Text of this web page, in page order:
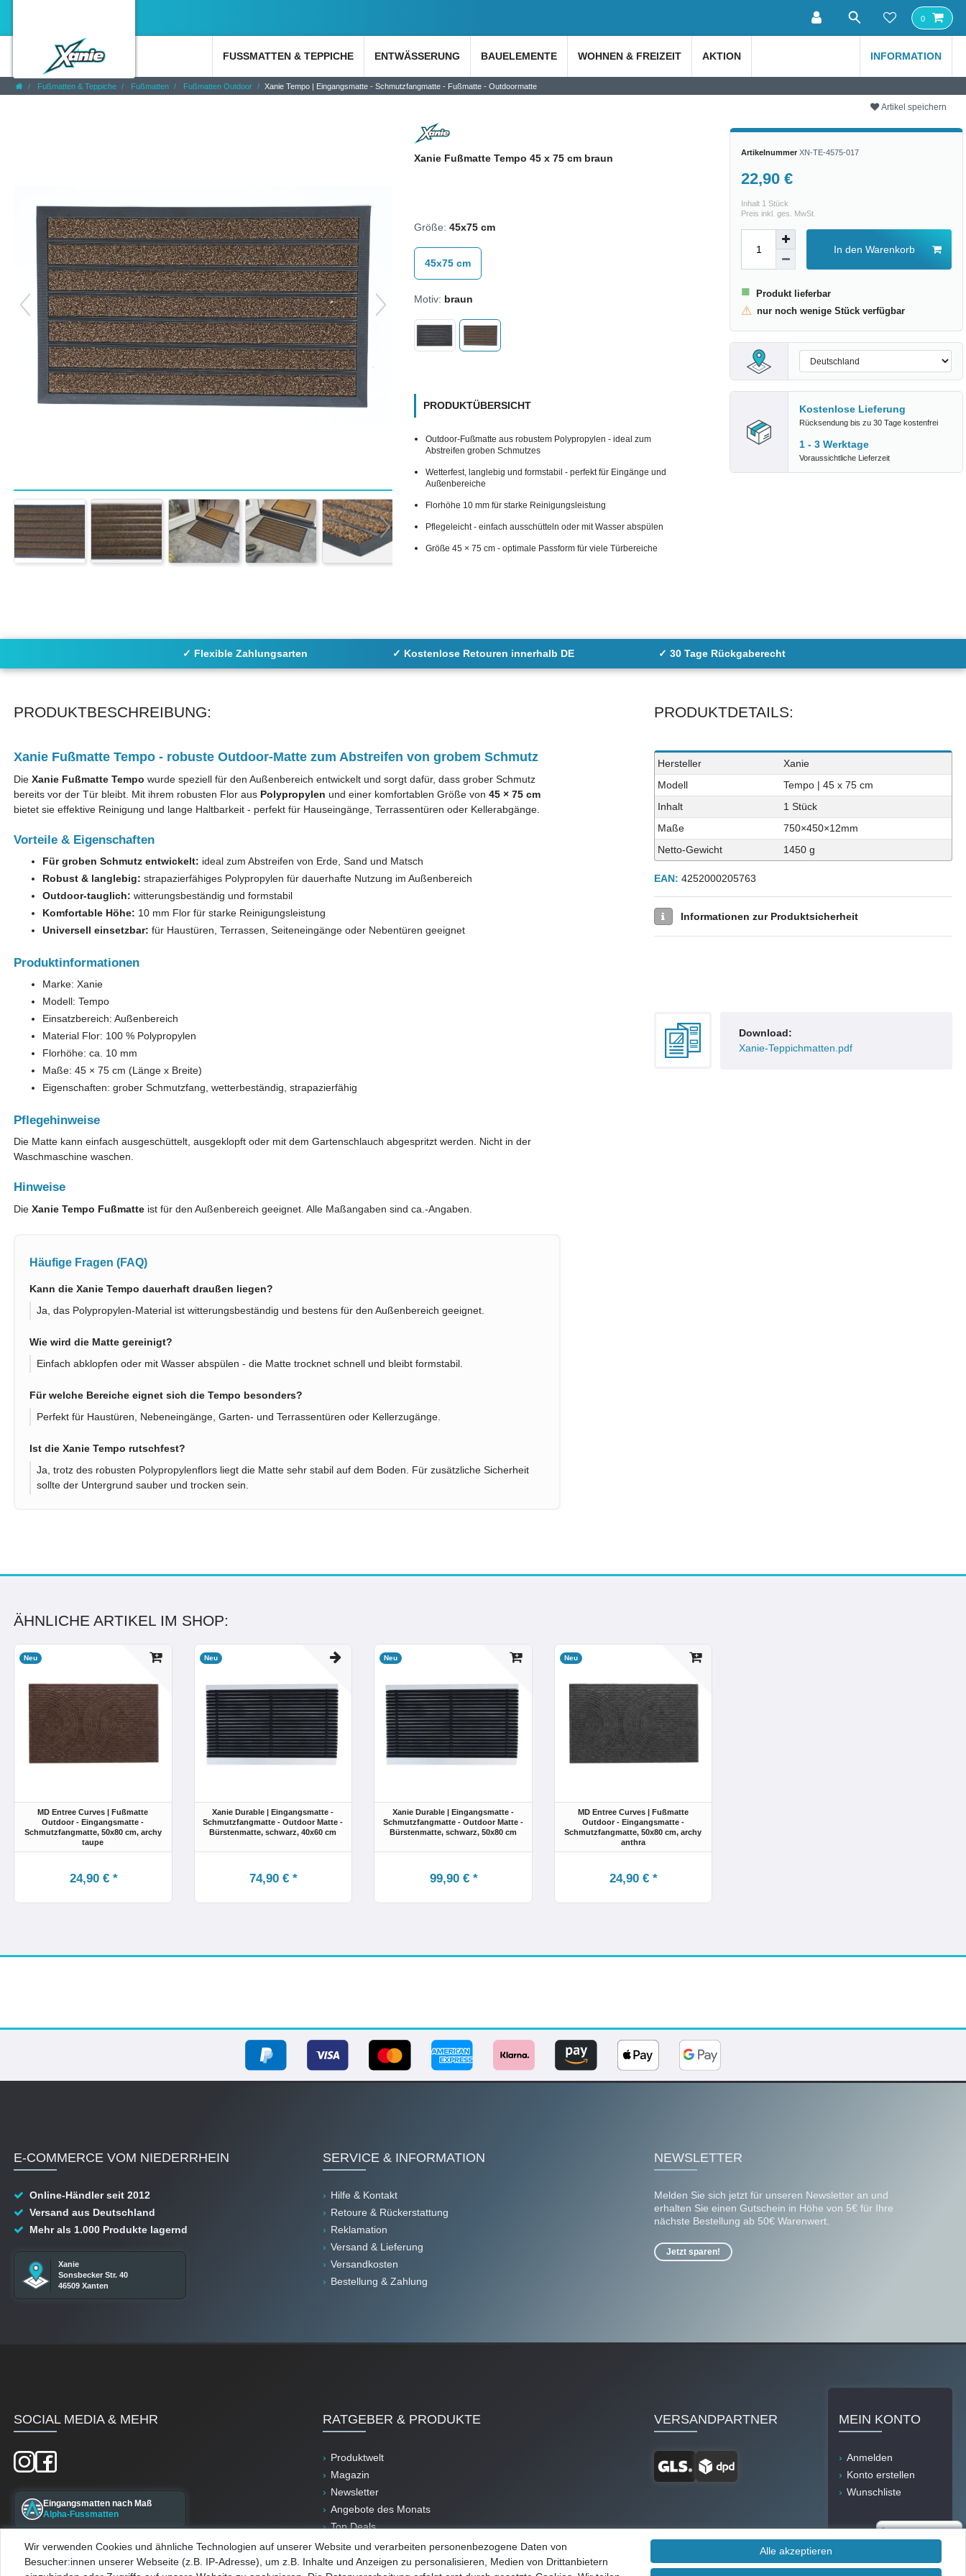
0
FUSSMATTEN & TEPPICHE ENTWÄSSERUNG BAUELEMENTE WOHNEN & FREIZEIT AKTION INFORMATION
Fußmatten & Teppiche Fußmatten Fußmatten Outdoor Xanie Tempo | Eingangsmatte - Schmutzfangmatte - Fußmatte - Outdoormatte
Xanie Fußmatte Tempo 45 x 75 cm braun
Artikel speichern
Größe: 45x75 cm
45x75 cm
Motiv: braun
PRODUKTÜBERSICHT
Outdoor-Fußmatte aus robustem Polypropylen - ideal zum
Abstreifen groben Schmutzes
Wetterfest, langlebig und formstabil - perfekt für Eingänge und
Außenbereiche
Florhöhe 10 mm für starke Reinigungsleistung
Pflegeleicht - einfach ausschütteln oder mit Wasser abspülen
Größe 45 × 75 cm - optimale Passform für viele Türbereiche
ArtikelnummerXN-TE-4575-017
22,90 €
Inhalt 1Stück
Preis inkl. ges. MwSt.
In den Warenkorb
■ Produkt lieferbar
⚠ nur noch wenige Stück verfügbar
Kostenlose Lieferung
Rücksendung bis zu 30 Tage kostenfrei
1 - 3 Werktage
Voraussichtliche Lieferzeit
✓ Flexible Zahlungsarten ✓ Kostenlose Retouren innerhalb DE ✓ 30 Tage Rückgaberecht
PRODUKTBESCHREIBUNG:
Xanie Fußmatte Tempo - robuste Outdoor-Matte zum Abstreifen von grobem Schmutz
Die Xanie Fußmatte Tempo wurde speziell für den Außenbereich entwickelt und sorgt dafür, dass grober Schmutz
bereits vor der Tür bleibt. Mit ihrem robusten Flor aus Polypropylen und einer komfortablen Größe von 45 × 75 cm
bietet sie effektive Reinigung und lange Haltbarkeit - perfekt für Hauseingänge, Terrassentüren oder Kellerabgänge.
Vorteile & Eigenschaften
Für groben Schmutz entwickelt: ideal zum Abstreifen von Erde, Sand und Matsch
Robust & langlebig: strapazierfähiges Polypropylen für dauerhafte Nutzung im Außenbereich
Outdoor-tauglich: witterungsbeständig und formstabil
Komfortable Höhe: 10 mm Flor für starke Reinigungsleistung
Universell einsetzbar: für Haustüren, Terrassen, Seiteneingänge oder Nebentüren geeignet
Produktinformationen
Marke: Xanie
Modell: Tempo
Einsatzbereich: Außenbereich
Material Flor: 100 % Polypropylen
Florhöhe: ca. 10 mm
Maße: 45 × 75 cm (Länge x Breite)
Eigenschaften: grober Schmutzfang, wetterbeständig, strapazierfähig
Pflegehinweise
Die Matte kann einfach ausgeschüttelt, ausgeklopft oder mit dem Gartenschlauch abgespritzt werden. Nicht in der
Waschmaschine waschen.
Hinweise
Die Xanie Tempo Fußmatte ist für den Außenbereich geeignet. Alle Maßangaben sind ca.-Angaben.
Häufige Fragen (FAQ)
Kann die Xanie Tempo dauerhaft draußen liegen?
Ja, das Polypropylen-Material ist witterungsbeständig und bestens für den Außenbereich geeignet.
Wie wird die Matte gereinigt?
Einfach abklopfen oder mit Wasser abspülen - die Matte trocknet schnell und bleibt formstabil.
Für welche Bereiche eignet sich die Tempo besonders?
Perfekt für Haustüren, Nebeneingänge, Garten- und Terrassentüren oder Kellerzugänge.
Ist die Xanie Tempo rutschfest?
Ja, trotz des robusten Polypropylenflors liegt die Matte sehr stabil auf dem Boden. Für zusätzliche Sicherheit
sollte der Untergrund sauber und trocken sein.
PRODUKTDETAILS:
Technisches
Merkmal
Wert
Hersteller
Xanie
Modell
Tempo | 45 x 75 cm
Inhalt
1 Stück
Maße
750×450×12mm
Netto-Gewicht
1450 g
EAN: 4252000205763
Informationen zur Produktsicherheit
Download:
Xanie-Teppichmatten.pdf
ÄHNLICHE ARTIKEL IM SHOP:
Neu
MD Entree Curves | Fußmatte
Outdoor - Eingangsmatte -
Schmutzfangmatte, 50x80 cm, archy
taupe
24,90 € *
Neu
Xanie Durable | Eingangsmatte -
Schmutzfangmatte - Outdoor Matte -
Bürstenmatte, schwarz, 40x60 cm
74,90 € *
Neu
Xanie Durable | Eingangsmatte -
Schmutzfangmatte - Outdoor Matte -
Bürstenmatte, schwarz, 50x80 cm
99,90 € *
Neu
MD Entree Curves | Fußmatte
Outdoor - Eingangsmatte -
Schmutzfangmatte, 50x80 cm, archy
anthra
24,90 € *
E-COMMERCE VOM NIEDERRHEIN
Online-Händler seit 2012
Versand aus Deutschland
Mehr als 1.000 Produkte lagernd
Xanie
Sonsbecker Str. 40
46509 Xanten
SERVICE & INFORMATION
Hilfe & Kontakt
Retoure & Rückerstattung
Reklamation
Versand & Lieferung
Versandkosten
Bestellung & Zahlung
NEWSLETTER
Melden Sie sich jetzt für unseren Newsletter an und
erhalten Sie einen Gutschein in Höhe von 5€ für Ihre
nächste Bestellung ab 50€ Warenwert.
Jetzt sparen!
SOCIAL MEDIA & MEHR
Eingangsmatten nach Maß
Alpha-Fussmatten
Maßgefertigte Kellerfenster
Alpha-Kellerfenster
RATGEBER & PRODUKTE
Produktwelt
Magazin
Newsletter
Angebote des Monats
Top Deals
B-Ware
VERSANDPARTNER MEIN KONTO
Anmelden
Konto erstellen
Wunschliste
Wir verwenden Cookies und ähnliche Technologien auf unserer Website und verarbeiten personenbezogene Daten von
Besucher:innen unserer Webseite (z.B. IP-Adresse), um z.B. Inhalte und Anzeigen zu personalisieren, Medien von Drittanbietern
Alle akzeptieren